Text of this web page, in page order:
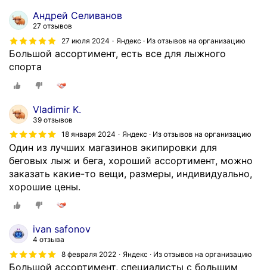
Андрей Селиванов
27 отзывов
27 июля 2024
Яндекс · Из отзывов на организацию
Большой ассортимент, есть все для лыжного
спорта
Vladimir K.
39 отзывов
18 января 2024
Яндекс · Из отзывов на организацию
Один из лучших магазинов экипировки для
беговых лыж и бега, хороший ассортимент, можно
заказать какие-то вещи, размеры, индивидуально,
хорошие цены.
ivan safonov
4 отзыва
8 февраля 2022
Яндекс · Из отзывов на организацию
Большой ассортимент, специалисты с большим